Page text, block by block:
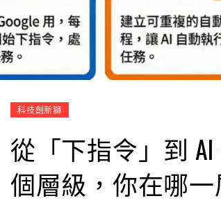
科技創新獅
從「下指令」到
個層級，你在哪一